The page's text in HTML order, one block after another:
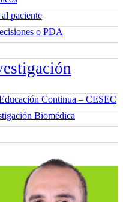
paciente
o PDA
Continua – CESEC
Biomédica